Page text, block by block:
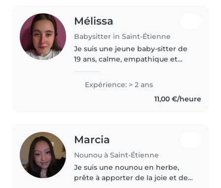
Mélissa
Babysitter in Saint-Étienne
Je suis une jeune baby-sitter de
19 ans, calme, empathique et
en garde d'enfants, j'ai travaillé
avec des bébés et des tout-
petits, y compris ceux..
Expérience: > 2 ans
11,00 €/heure
Marcia
Nounou à Saint-Étienne
Je suis une nounou en herbe,
prête à apporter de la joie et de